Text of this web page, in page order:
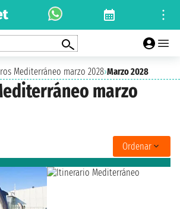
Mediterráneo marzo 2028›Marzo 2028
marzo
Ordenar